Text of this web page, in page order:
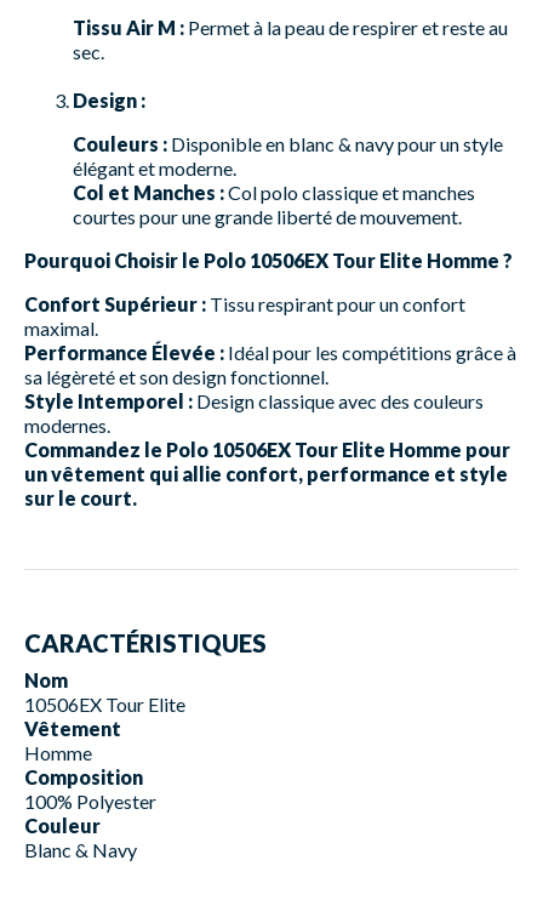
Tissu Air M : Permet à la peau de respirer et reste au
sec.
Design :
Couleurs : Disponible en blanc & navy pour un style
élégant et moderne.
Col et Manches :Col polo classique et manches
courtes pour une grande liberté de mouvement.
Pourquoi Choisir le Polo 10506EX Tour Elite Homme ?
Confort Supérieur : Tissu respirant pour un confort
maximal.
Performance Élevée : Idéal pour les compétitions grâce à
sa légèreté et son design fonctionnel.
Style Intemporel : Design classique avec des couleurs
modernes.
Commandez le Polo 10506EX Tour Elite Homme pour
un vêtement qui allie confort, performance et style
sur le court.
CARACTÉRISTIQUES
Nom
10506EX Tour Elite
Vêtement
Homme
Composition
100% Polyester
Couleur
Blanc & Navy